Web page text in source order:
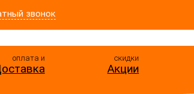
звонок
оплата и скидки
Акции